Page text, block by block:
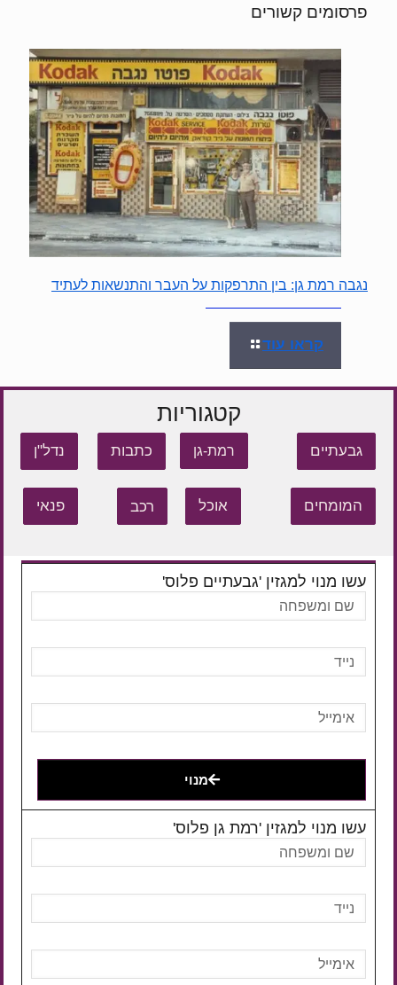
פרסומים קשורים
נגבה רמת גן: בין התרפקות על העבר והתנשאות לעתיד
קראו עוד
קטגוריות
גבעתיים רמת-גן כתבות נדל"ן
המומחים אוכל רכב פנאי
עשו מנוי למגזין 'גבעתיים פלוס'
מנוי
עשו מנוי למגזין 'רמת גן פלוס'